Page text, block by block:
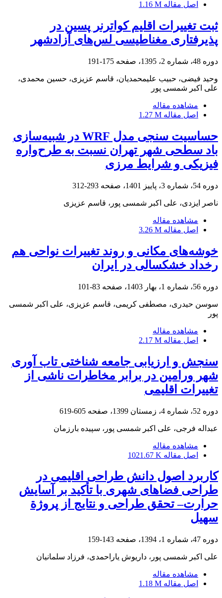
اصل مقاله 1.16 M
ثبت تغییرات اقلیم کواترنر پسین در
پذیرفتاری مغناطیسی لس‌های آزادشهر
دوره 48، شماره 2، 1395، صفحه 175-191
وحید فیضی، حبیب علیمحمدیان، قاسم عزیزی، حسین محمدی،
علی اکبر شمسی پور
مشاهده مقاله
اصل مقاله 1.27 M
حساسیت سنجی مدل WRF در شبیه‌سازی
باد سطحی شهر تهران نسبت به طرح‌واره
فیزیکی و شرایط مرزی
دوره 54، شماره 3، پاییز 1401، صفحه 293-312
ناصر ایزدی، علی اکبر شمسی پور، قاسم عزیزی
مشاهده مقاله
اصل مقاله 3.26 M
خوشه‌های مکانی و روند تغییرات نواحی هم
رخداد خشکسالی در ایران
دوره 56، شماره 1، بهار 1403، صفحه 83-101
سوسن حیدری، مصطفی کریمی، قاسم عزیزی، علی اکبر شمسی
پور
مشاهده مقاله
اصل مقاله 2.17 M
سنجش و ارزیابی جامعه شناختی تاب‏ آوری
شهر ورامین در برابر مخاطرات ناشی از
تغییرات اقلیمی
دوره 52، شماره 4، زمستان 1399، صفحه 605-619
عبداله فرجی، علی اکبر شمسی پور، سپیده بارزمان
مشاهده مقاله
اصل مقاله 1021.67 K
کاربرد اصول دانش طراحی اقلیمی در
طراحی فضاهای شهری با تأکید بر آسایش
حرارت– تحقق طراحی و نتایج از پروژة
سهیل
دوره 47، شماره 1، 1394، صفحه 143-159
علی اکبر شمسی پور، داریوش یاراحمدی‌، فرزاد سلمانیان
مشاهده مقاله
اصل مقاله 1.18 M